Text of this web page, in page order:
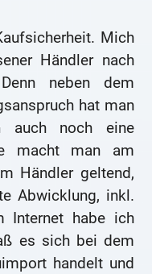
Mich
Händler nach
neben dem
hat man
auch noch eine
macht man am
Händler geltend,
Abwicklung, inkl.
Internet habe ich
es sich bei dem
handelt und